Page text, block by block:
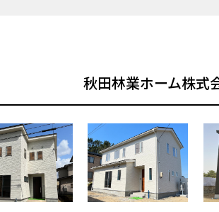
秋田林業ホーム株式